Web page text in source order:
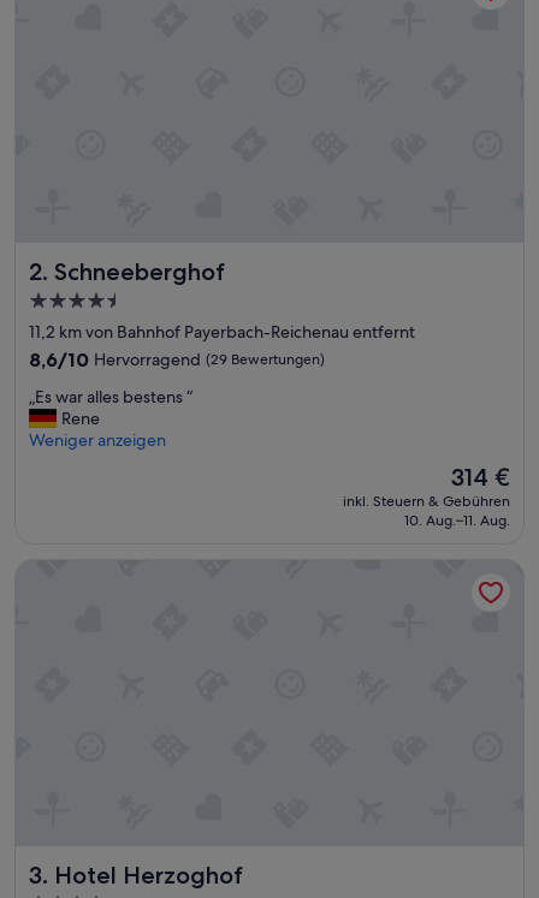
2. Schneeberghof
Schneeberghof
4.5-
Sterne-
Unterkunft
11,2 km von Bahnhof Payerbach-Reichenau entfernt
8.6
10,
Hervorragend,
(29
8,6/10 Hervorragend (29 Bewertungen)
„
E
s
„Es war alles bestens “
Rene
Weniger anzeigen
Der
Preis
beträgt
314 €
inkl. Steuern & Gebühren
10. Aug.–11. Aug.
3. Hotel Herzoghof
Hotel Herzoghof